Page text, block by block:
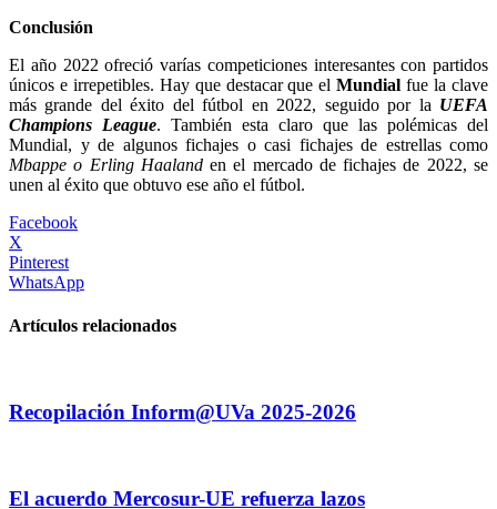
Conclusión
El año 2022 ofreció varías competiciones interesantes con partidos
únicos e irrepetibles. Hay que destacar que elMundial fue la clave
más grande del éxito del fútbol en 2022, seguido por la UEFA
Champions League. También esta claro que las polémicas del
Mundial, y de algunos fichajes o casi fichajes de estrellas como
Mbappe o Erling Haalanden el mercado de fichajes de 2022, se
unen al éxito que obtuvo ese año el fútbol.
Facebook
X
Pinterest
WhatsApp
Artículos relacionados
Recopilación Inform@UVa 2025-2026
El acuerdo Mercosur-UE refuerza lazos